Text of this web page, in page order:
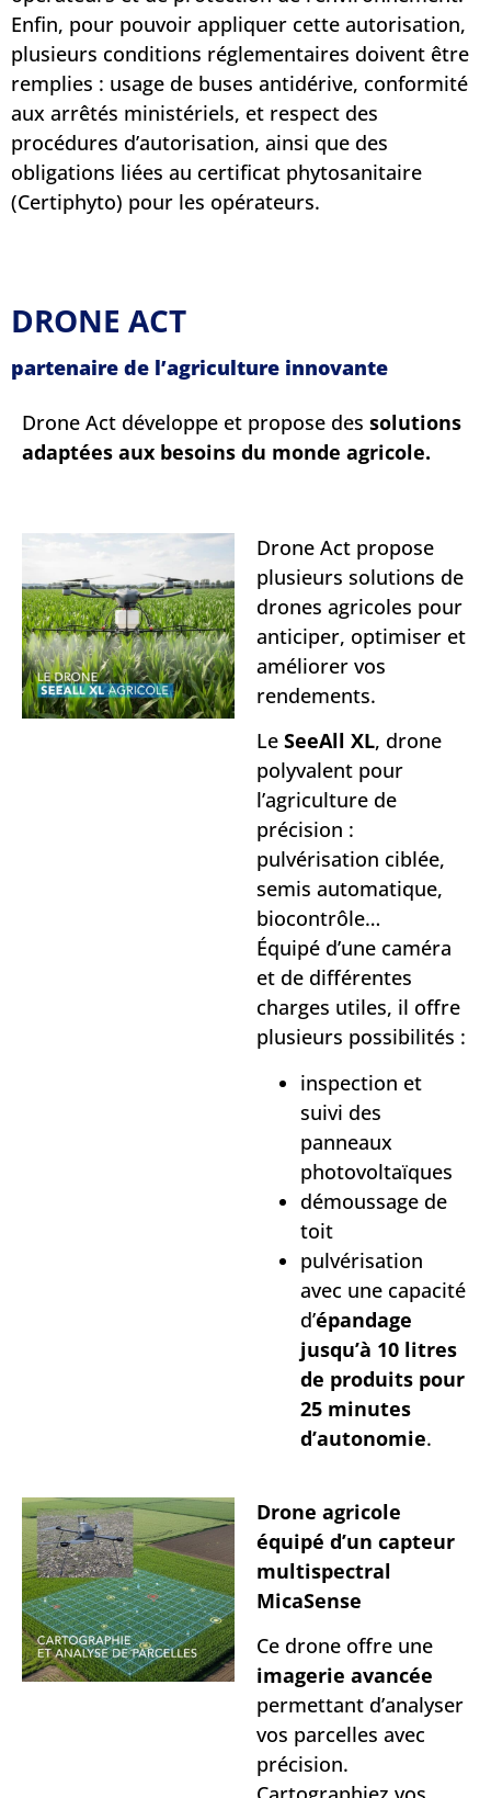
Enfin, pour pouvoir appliquer cette autorisation,
plusieurs conditions réglementaires doivent être
remplies : usage de buses antidérive, conformité
aux arrêtés ministériels, et respect des
procédures d’autorisation, ainsi que des
obligations liées au certificat phytosanitaire
(Certiphyto) pour les opérateurs.
DRONE ACT
partenaire de l’agriculture innovante
Drone Act développe et propose des solutions
adaptées aux besoins du monde agricole.
Drone Act propose
plusieurs solutions de
drones agricoles pour
anticiper, optimiser et
améliorer vos
rendements.
Le SeeAll XL, drone
polyvalent pour
l’agriculture de
précision :
pulvérisation ciblée,
semis automatique,
biocontrôle…
Équipé d’une caméra
et de différentes
charges utiles, il offre
plusieurs possibilités :
inspection et
suivi des
panneaux
photovoltaïques
démoussage de
toit
pulvérisation
avec une capacité
d’épandage
jusqu’à 10 litres
de produits pour
25 minutes
d’autonomie.
Drone agricole
équipé d’un capteur
multispectral
MicaSense
Ce drone offre une
imagerie avancée
permettant d’analyser
vos parcelles avec
précision.